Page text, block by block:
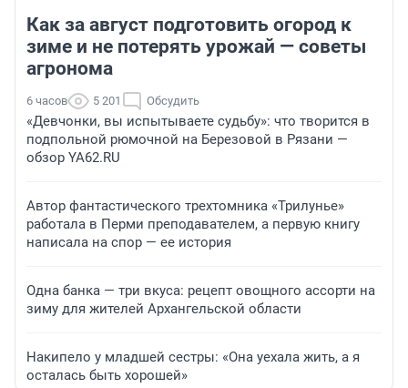
Как за август подготовить огород к
зиме и не потерять урожай — советы
агронома
6 часов 5 201 Обсудить
«Девчонки, вы испытываете судьбу»: что творится в
подпольной рюмочной на Березовой в Рязани —
обзор YA62.RU
Автор фантастического трехтомника «Трилунье»
работала в Перми преподавателем, а первую книгу
написала на спор — ее история
Одна банка — три вкуса: рецепт овощного ассорти на
зиму для жителей Архангельской области
Накипело у младшей сестры: «Она уехала жить, а я
осталась быть хорошей»